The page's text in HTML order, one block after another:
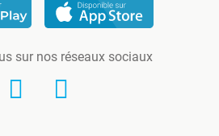
sur nos réseaux sociaux